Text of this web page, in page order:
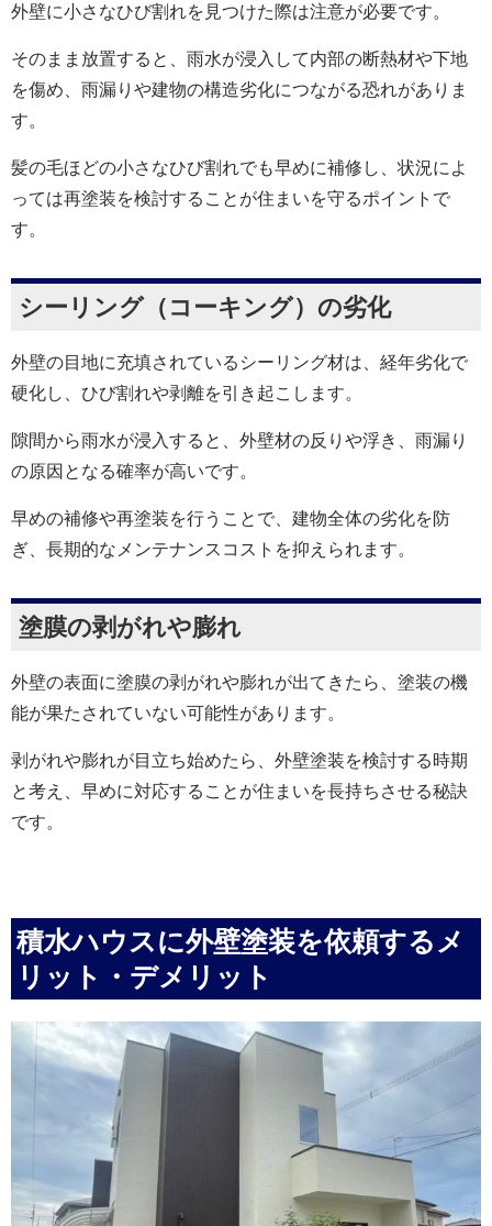
外壁に小さなひび割れを見つけた際は注意が必要です。
そのまま放置すると、雨水が浸入して内部の断熱材や下地
を傷め、雨漏りや建物の構造劣化につながる恐れがありま
す。
髪の毛ほどの小さなひび割れでも早めに補修し、状況によ
っては再塗装を検討することが住まいを守るポイントで
す。
シーリング（コーキング）の劣化
外壁の目地に充填されているシーリング材は、経年劣化で
硬化し、ひび割れや剥離を引き起こします。
隙間から雨水が浸入すると、外壁材の反りや浮き、雨漏り
の原因となる確率が高いです。
早めの補修や再塗装を行うことで、建物全体の劣化を防
ぎ、長期的なメンテナンスコストを抑えられます。
塗膜の剥がれや膨れ
外壁の表面に塗膜の剥がれや膨れが出てきたら、塗装の機
能が果たされていない可能性があります。
剥がれや膨れが目立ち始めたら、外壁塗装を検討する時期
と考え、早めに対応することが住まいを長持ちさせる秘訣
です。
積水ハウスに外壁塗装を依頼するメ
リット・デメリット